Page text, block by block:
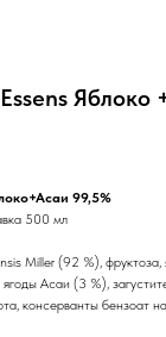
Яблоко
99,5%
500 мл
Miller (92 %), фруктоза,
Асаи (3 %),
консерванты бензоат